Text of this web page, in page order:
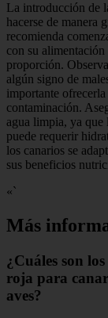
La introducción de
hacerse de manera
recomienda
con su
proporción.
algún signo de
importante
contaminación.
agua limpia, ya que
puede requerir
los canarios se
sus beneficios
«`
Más
¿Cuáles son
roja para
aves?